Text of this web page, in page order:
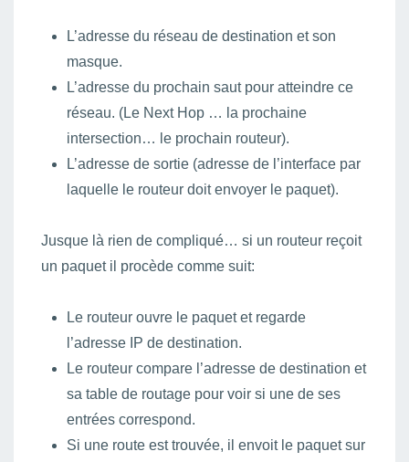
L’adresse du réseau de destination et son
masque.
L’adresse du prochain saut pour atteindre ce
réseau. (Le Next Hop … la prochaine
intersection… le prochain routeur).
L’adresse de sortie (adresse de l’interface par
laquelle le routeur doit envoyer le paquet).
Jusque là rien de compliqué… si un routeur reçoit
un paquet il procède comme suit:
Le routeur ouvre le paquet et regarde
l’adresse IP de destination.
Le routeur compare l’adresse de destination et
sa table de routage pour voir si une de ses
entrées correspond.
Si une route est trouvée, il envoit le paquet sur